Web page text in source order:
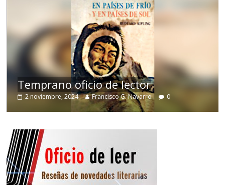
Temprano oficio de lector
2 noviembre, 2024 Francisco G. Navarro 0